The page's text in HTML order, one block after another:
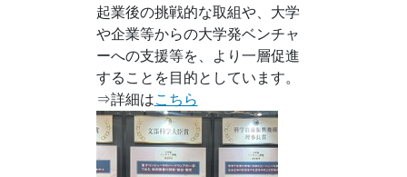
起業後の挑戦的な取組や、大学
や企業等からの大学発ベンチャ
ーへの支援等を、より一層促進
することを目的としています。
⇒詳細はこちら